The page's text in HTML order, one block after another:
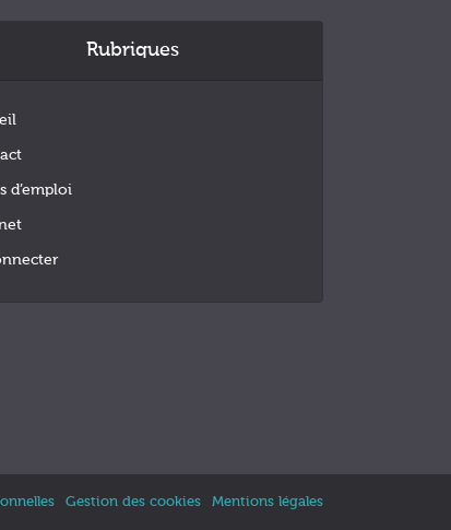
Rubriques
d’emploi
Gestion des cookies Mentions légales